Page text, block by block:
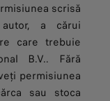
scrisă
a cărui
care trebuie
B.V.. Fără
permisiunea
sau stoca